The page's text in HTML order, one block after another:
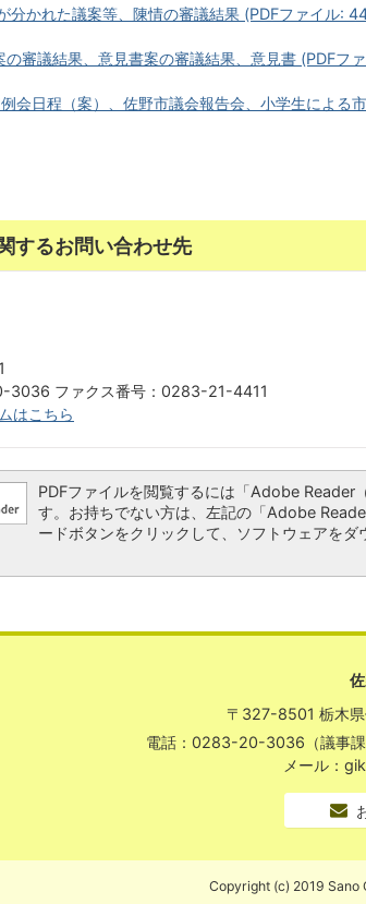
分かれた議案等、陳情の審議結果 (PDFファイル:
の審議結果、意見書案の審議結果、意見書 (PDFフ
会日程（案）、佐野市議会報告会、小学生による
するお問い合わせ先
3036 ファクス番号：0283-21-4411
はこちら
PDFファイルを閲覧するには「Adobe
す。お持ちでない方は、左記の「Adobe
ードボタンをクリックして、ソフトウェアをダ
〒327-8501 栃木県
電話：0283-20-3036（議事課
メール：
Copyright (c) 2019 Sano